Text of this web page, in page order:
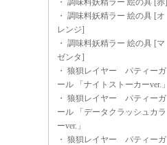
・ 調味料妖精ラー 絵の具 [赤]
・ 調味料妖精ラー 絵の具 [オ
レンジ]
・ 調味料妖精ラー 絵の具 [マ
ゼンタ]
・ 狼狽レイヤー パティーガ
ール 「ナイトストーカーver.」
・ 狼狽レイヤー パティーガ
ール 「データクラッシュカラ
ーver.」
・ 狼狽レイヤー パティーガ